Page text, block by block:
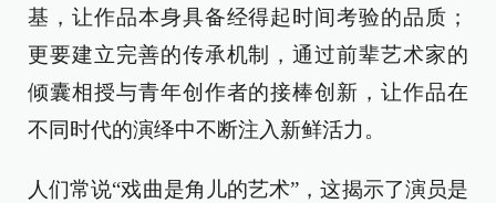
基，让作品本身具备经得起时间考验的品质；
更要建立完善的传承机制，通过前辈艺术家的
倾囊相授与青年创作者的接棒创新，让作品在
不同时代的演绎中不断注入新鲜活力。
人们常说“戏曲是角儿的艺术”，这揭示了演员是